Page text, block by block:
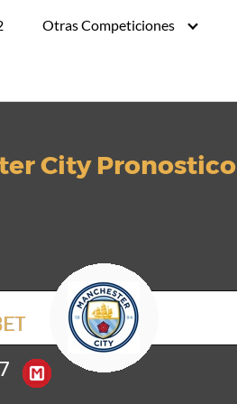
Otras Competiciones
City Pronostico